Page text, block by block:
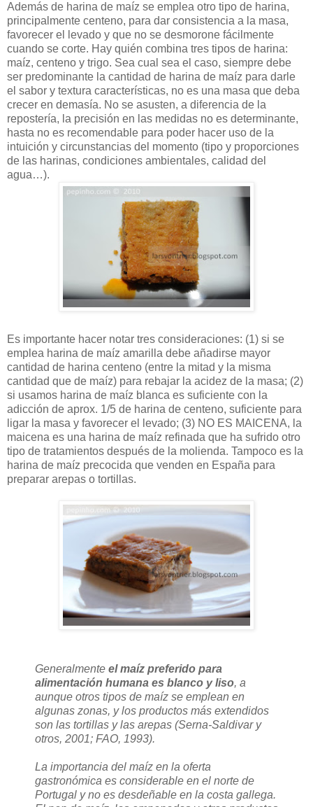
Además de harina de maíz se emplea otro tipo de harina,
principalmente centeno, para dar consistencia a la masa,
favorecer el levado y que no se desmorone fácilmente
cuando se corte. Hay quién combina tres tipos de harina:
maíz, centeno y trigo. Sea cual sea el caso, siempre debe
ser predominante la cantidad de harina de maíz para darle
el sabor y textura características, no es una masa que deba
crecer en demasía. No se asusten, a diferencia de la
repostería, la precisión en las medidas no es determinante,
hasta no es recomendable para poder hacer uso de la
intuición y circunstancias del momento (tipo y proporciones
de las harinas, condiciones ambientales, calidad del
agua…).
Es importante hacer notar tres consideraciones: (1) si se
emplea harina de maíz amarilla debe añadirse mayor
cantidad de harina centeno (entre la mitad y la misma
cantidad que de maíz) para rebajar la acidez de la masa; (2)
si usamos harina de maíz blanca es suficiente con la
adicción de aprox. 1/5 de harina de centeno, suficiente para
ligar la masa y favorecer el levado; (3) NO ES MAICENA, la
maicena es una harina de maíz refinada que ha sufrido otro
tipo de tratamientos después de la molienda. Tampoco es la
harina de maíz precocida que venden en España para
preparar arepas o tortillas.
Generalmente el maíz preferido para
alimentación humana es blanco y liso, a
aunque otros tipos de maíz se emplean en
algunas zonas, y los productos más extendidos
son las tortillas y las arepas (Serna-Saldivar y
otros, 2001; FAO, 1993).
La importancia del maíz en la oferta
gastronómica es considerable en el norte de
Portugal y no es desdeñable en la costa gallega.